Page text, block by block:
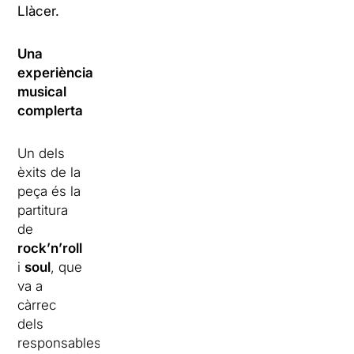
Llàcer.
Una
experiència
musical
complerta
Un dels
èxits de la
peça és la
partitura
de
rock’n’roll
isoul, que
va a
càrrec
dels
responsables